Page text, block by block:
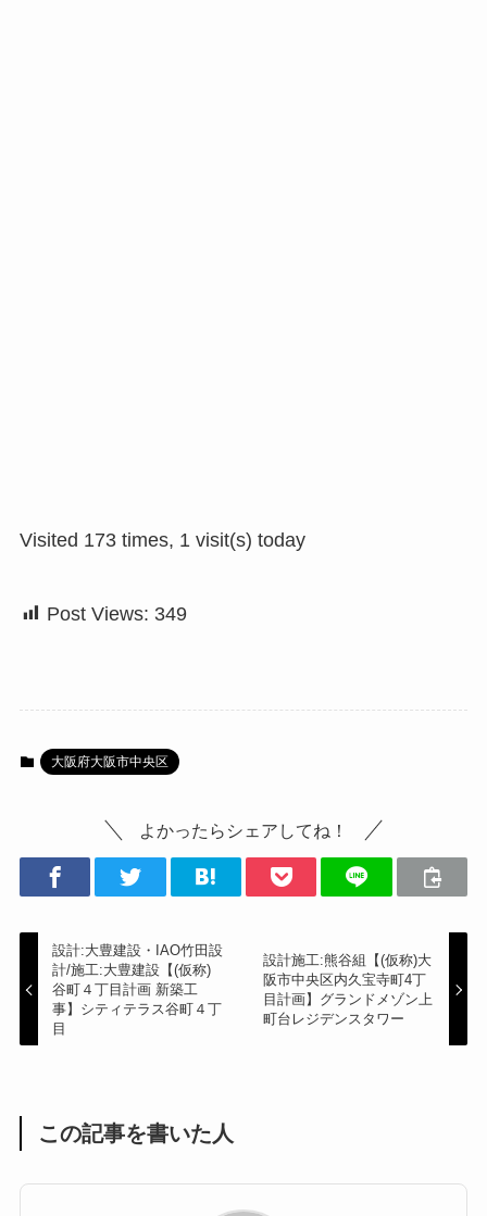
Visited 173 times, 1 visit(s) today
Post Views: 349
大阪府大阪市中央区
よかったらシェアしてね！
設計:大豊建設・IAO竹田設
計/施工:大豊建設【(仮称)
谷町４丁目計画 新築工
事】シティテラス谷町４丁
目
設計施工:熊谷組【(仮称)大
阪市中央区内久宝寺町4丁
目計画】グランドメゾン上
町台レジデンスタワー
この記事を書いた人